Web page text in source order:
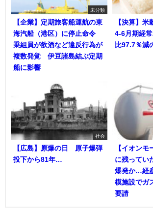
未分類
【企業】定期旅客船運航の東
海汽船（港区）に停止命令
乗組員が飲酒など違反行為が
複数発覚 伊豆諸島結ぶ定期
船に影響
【決算】米
4-6月期経
比97.7％減
社会
【広島】原爆の日 原子爆弾
投下から81年…
【イオンモ
に残ってい
爆発か…経
模施設でガ
要請